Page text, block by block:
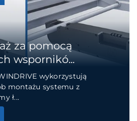
za pomocą
wspornikó...
wykorzystują
montażu systemu z
ł...